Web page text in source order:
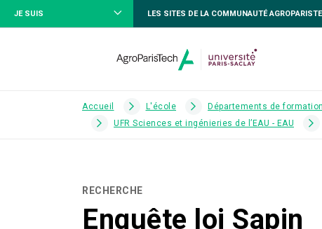
JE SUIS LES SITES DE LA COMMUNAUTÉ
Accueil L'école Départements de
UFR Sciences et ingénieries de l’EAU - EAU
RECHERCHE
Enquête loi Sapin